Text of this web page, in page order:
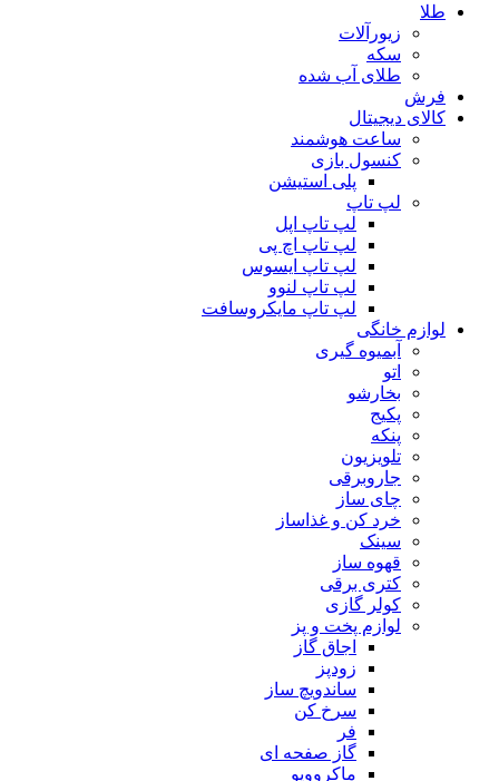
طلا
زیورآلات
سکه
طلای آب شده
فرش
کالای دیجیتال
ساعت هوشمند
کنسول بازی
پلی استیشن
لپ تاپ
لپ تاپ اپل
لپ تاپ اچ پی
لپ تاپ ایسوس
لپ تاپ لنوو
لپ تاپ مایکروسافت
لوازم خانگی
آبمیوه گیری
اتو
بخارشو
پکیج
پنکه
تلویزیون
جاروبرقی
چای ساز
خرد کن و غذاساز
سینک
قهوه ساز
کتری برقی
کولر گازی
لوازم پخت و پز
اجاق گاز
زودپز
ساندویچ ساز
سرخ کن
فر
گاز صفحه ای
ماکروویو